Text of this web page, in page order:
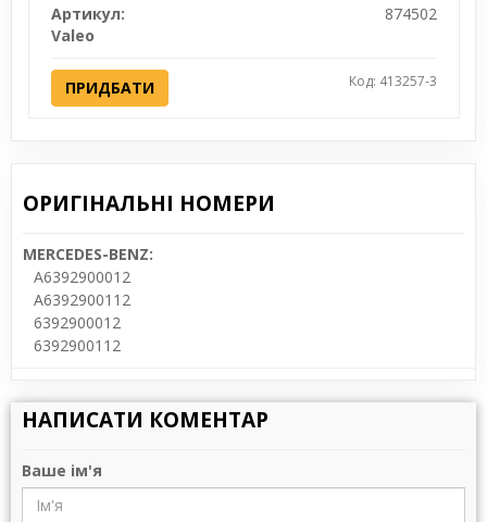
Артикул:
874502
Valeo
ПРИДБАТИ Код: 413257-3
ОРИГІНАЛЬНІ НОМЕРИ
MERCEDES-BENZ:
A6392900012
A6392900112
6392900012
6392900112
НАПИСАТИ КОМЕНТАР
Ваше ім'я